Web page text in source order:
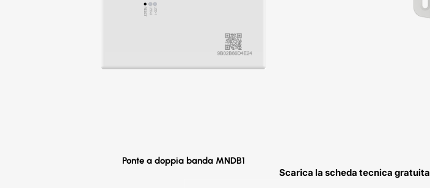
Ponte a doppia banda MNDB1
Scarica la scheda tecnica gratuita